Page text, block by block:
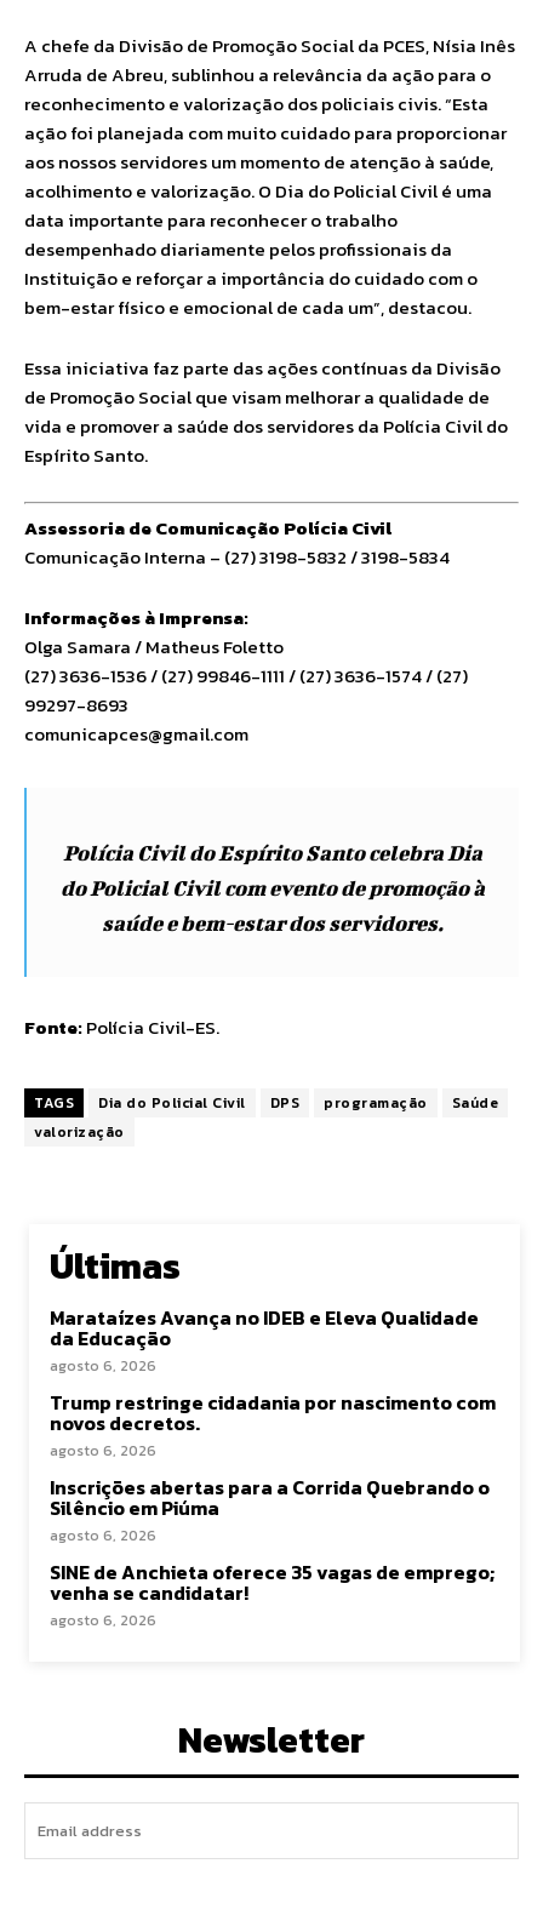
A chefe da Divisão de Promoção Social da PCES, Nísia Inês
Arruda de Abreu, sublinhou a relevância da ação para o
reconhecimento e valorização dos policiais civis. “Esta
ação foi planejada com muito cuidado para proporcionar
aos nossos servidores um momento de atenção à saúde,
acolhimento e valorização. O Dia do Policial Civil é uma
data importante para reconhecer o trabalho
desempenhado diariamente pelos profissionais da
Instituição e reforçar a importância do cuidado com o
bem-estar físico e emocional de cada um”, destacou.
Essa iniciativa faz parte das ações contínuas da Divisão
de Promoção Social que visam melhorar a qualidade de
vida e promover a saúde dos servidores da Polícia Civil do
Espírito Santo.
Assessoria de Comunicação Polícia Civil
Comunicação Interna – (27) 3198-5832 / 3198-5834
Informações à Imprensa:
Olga Samara / Matheus Foletto
(27) 3636-1536 / (27) 99846-1111 / (27) 3636-1574 / (27)
99297-8693
comunicapces@gmail.com
Polícia Civil do Espírito Santo celebra Dia
do Policial Civil com evento de promoção à
saúde e bem-estar dos servidores.
Fonte:Polícia Civil-ES.
TAGS Dia do Policial Civil DPS programação
Saúde
valorização
Últimas
Marataízes Avança no IDEB e Eleva Qualidade
da Educação
agosto 6, 2026
Trump restringe cidadania por nascimento com
novos decretos.
agosto 6, 2026
Inscrições abertas para a Corrida Quebrando o
Silêncio em Piúma
agosto 6, 2026
SINE de Anchieta oferece 35 vagas de emprego;
venha se candidatar!
agosto 6, 2026
Newsletter